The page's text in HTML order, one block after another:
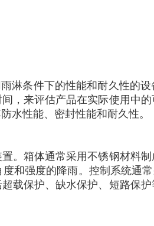
淋条件下的性能和耐久性的
，来评估产品在实际使用中
水性能、密封性能和耐久性。
。箱体通常采用不锈钢材料
和强度的降雨。控制系统通
载保护、缺水保护、短路保